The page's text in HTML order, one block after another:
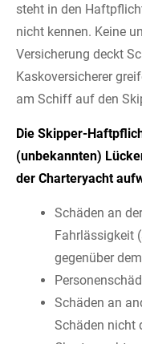
steht in den
nicht kennen. Keine
Versicherung deckt
Kaskoversicherer
am Schiff auf den
Die Skipper-
(unbekannten)
der Charteryacht
Schäden an
Fahrlässigkeit
gegenüber
Schäden an
Schäden nicht